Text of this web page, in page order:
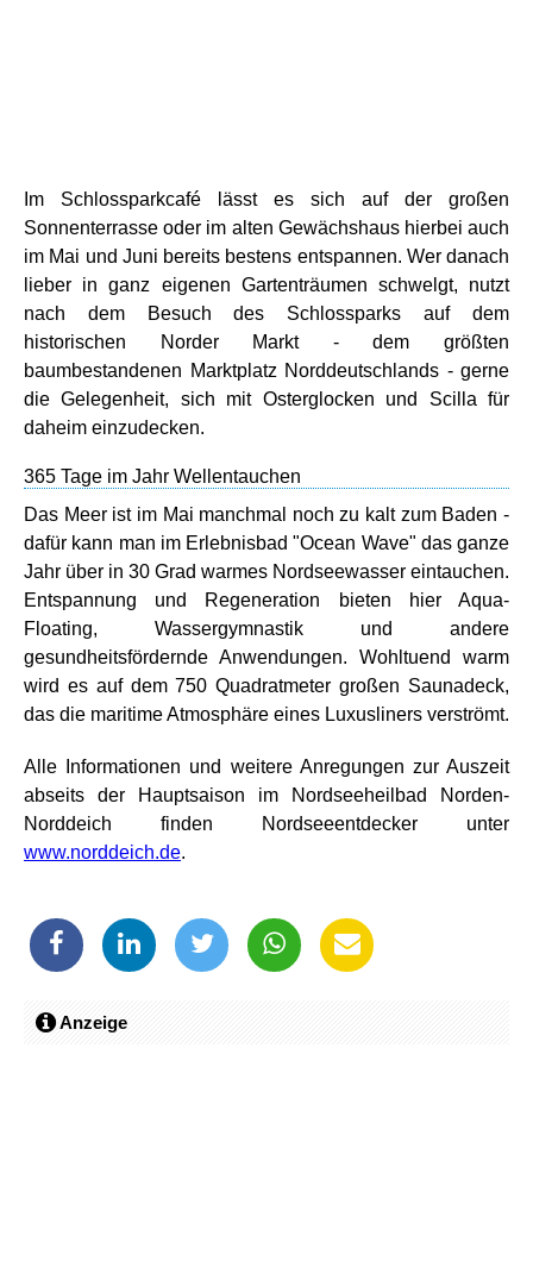
Im Schlossparkcafé lässt es sich auf der großen
Sonnenterrasse oder im alten Gewächshaus hierbei auch
im Mai und Juni bereits bestens entspannen. Wer danach
lieber in ganz eigenen Gartenträumen schwelgt, nutzt
nach dem Besuch des Schlossparks auf dem
historischen Norder Markt - dem größten
baumbestandenen Marktplatz Norddeutschlands - gerne
die Gelegenheit, sich mit Osterglocken und Scilla für
daheim einzudecken.
365 Tage im Jahr Wellentauchen
Das Meer ist im Mai manchmal noch zu kalt zum Baden -
dafür kann man im Erlebnisbad "Ocean Wave" das ganze
Jahr über in 30 Grad warmes Nordseewasser eintauchen.
Entspannung und Regeneration bieten hier Aqua-
Floating, Wassergymnastik und andere
gesundheitsfördernde Anwendungen. Wohltuend warm
wird es auf dem 750 Quadratmeter großen Saunadeck,
das die maritime Atmosphäre eines Luxusliners verströmt.
Alle Informationen und weitere Anregungen zur Auszeit
abseits der Hauptsaison im Nordseeheilbad Norden-
Norddeich finden Nordseeentdecker unter
www.norddeich.de.
Anzeige